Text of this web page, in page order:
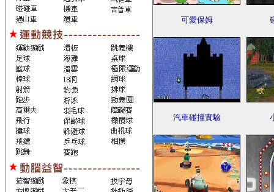
可愛保姆
汽車碰撞實驗